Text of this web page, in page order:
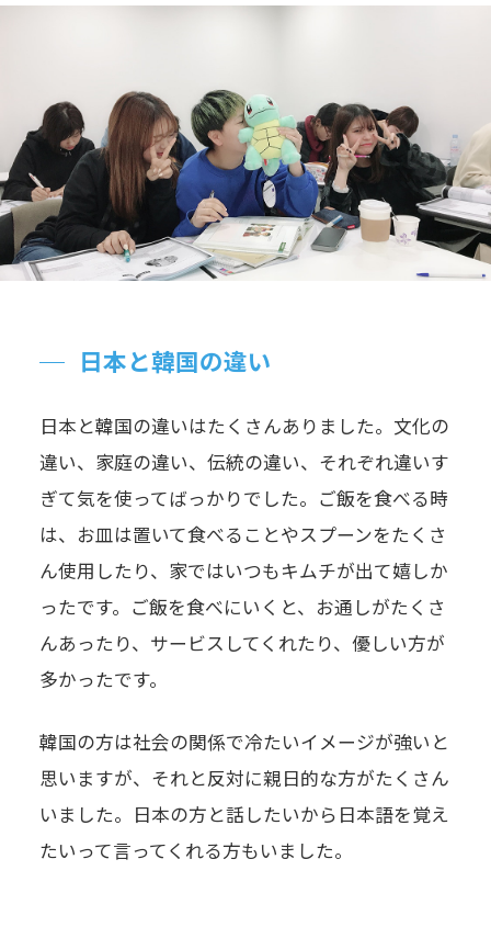
日本と韓国の違い
日本と韓国の違いはたくさんありました。文化の
違い、家庭の違い、伝統の違い、それぞれ違いす
ぎて気を使ってばっかりでした。ご飯を食べる時
は、お皿は置いて食べることやスプーンをたくさ
ん使用したり、家ではいつもキムチが出て嬉しか
ったです。ご飯を食べにいくと、お通しがたくさ
んあったり、サービスしてくれたり、優しい方が
多かったです。
韓国の方は社会の関係で冷たいイメージが強いと
思いますが、それと反対に親日的な方がたくさん
いました。日本の方と話したいから日本語を覚え
たいって言ってくれる方もいました。